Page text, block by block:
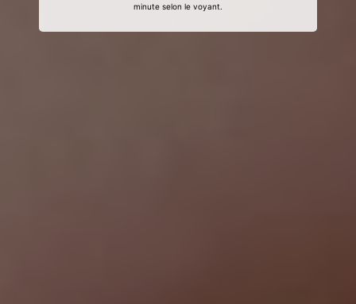
minute selon le voyant.